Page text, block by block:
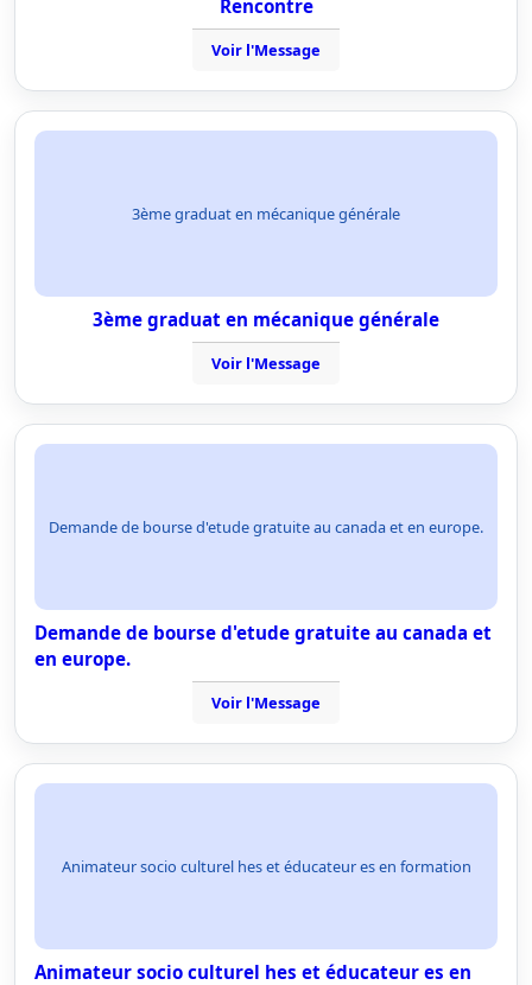
Rencontre
Voir l'Message
3ème graduat en mécanique générale
3ème graduat en mécanique générale
Voir l'Message
Demande de bourse d'etude gratuite au canada et en europe.
Demande de bourse d'etude gratuite au canada et
en europe.
Voir l'Message
Animateur socio culturel hes et éducateur es en formation
Animateur socio culturel hes et éducateur es en